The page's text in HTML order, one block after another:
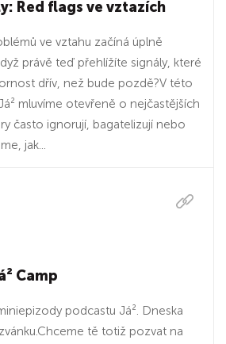
Red flags ve vztazích
ve vztahu začíná úplně
právě teď přehlížíte signály, které
dřív, než bude pozdě?V této
mluvíme otevřeně o nejčastějších
často ignorují, bagatelizují nebo
jak...
Camp
podcastu Já². Dneska
tě totiž pozvat na